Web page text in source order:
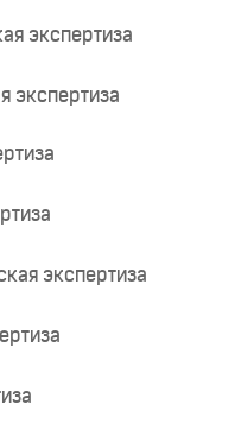
экспертиза
экспертиза
экспертиза